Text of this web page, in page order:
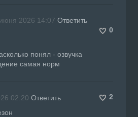
2026 14:07 Ответить
0
понял - озвучка
самая норм
02:20 Ответить
2